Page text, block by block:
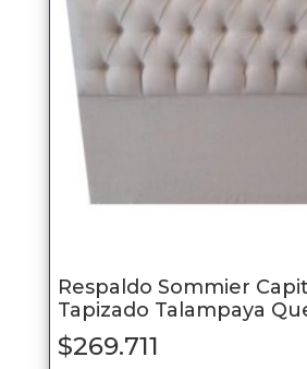
Respaldo Sommier
Tapizado Talampaya
$269.711